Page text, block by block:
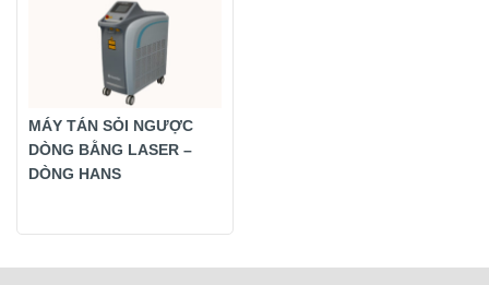
MÁY TÁN SỎI NGƯỢC
DÒNG BẰNG LASER –
DÒNG HANS